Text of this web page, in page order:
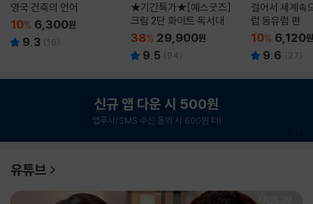
영국 건축의 언어
10% 6,300원
9.3 (16)
★기간특가★[예스굿즈]
크림 2단 화이트 독서대
38% 29,900원
9.5 (94)
걸어서 세계속
럽 동유럽 편
10% 6,120원
9.6 ( 27)
신규 앱 다운 시 500원
앱푸시/SMS 수신 동의 시 600원 더!
유튜브